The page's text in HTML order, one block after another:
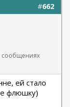
#662
сообщениях
ей стало
флюшку)